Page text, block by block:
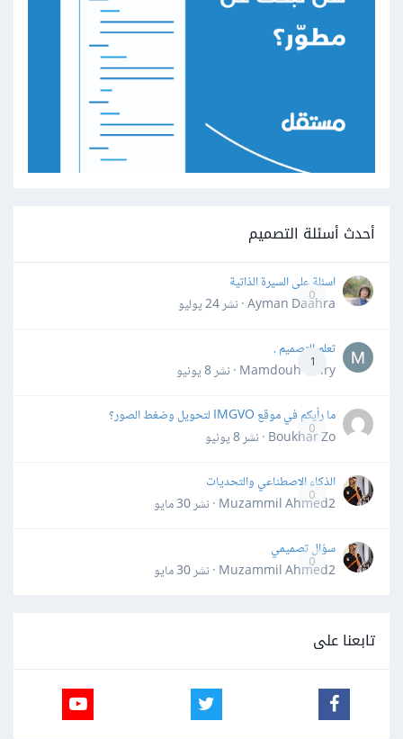
أحدث أسئلة التصميم
0
اسئلة على السيرة الذاتية
Ayman Daahra · نشر
24 يوليو
1
تعلم التصميم .
Mamdouh Khiry · نشر
8 يونيو
0
ما رأيكم في موقع IMGVO لتحويل وضغط الصور؟
Boukhar Zo · نشر
8 يونيو
0
الذكاء الاصطناعي والتحديات
Muzammil Ahmed2 · نشر
30 مايو
0
سؤال تصميمي
Muzammil Ahmed2 · نشر
30 مايو
تابعنا على